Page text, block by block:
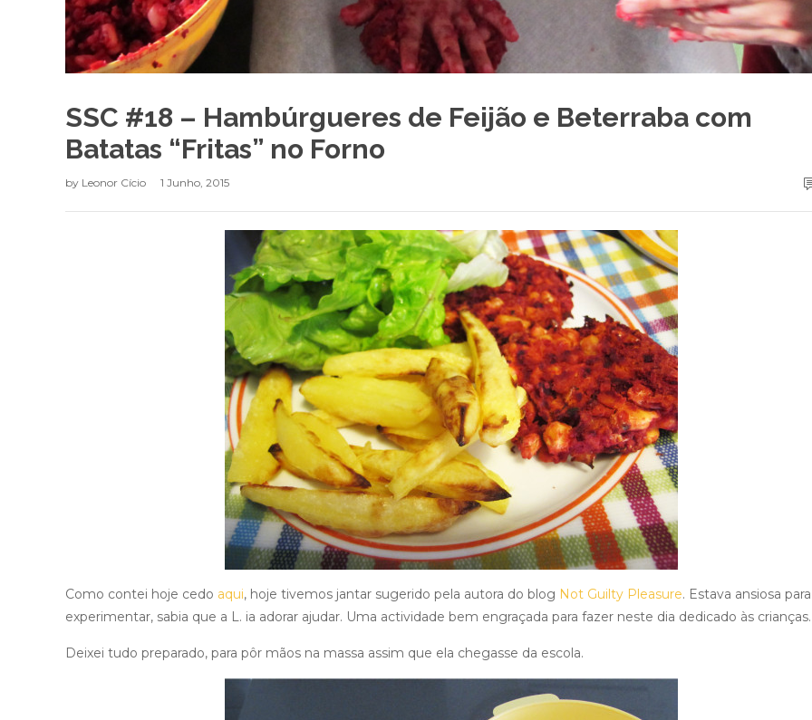
SSC #18 – Hambúrgueres de Feijão e Beterraba com
Batatas “Fritas” no Forno
by Leonor Cício 1 Junho, 2015
Como contei hoje cedo aqui, hoje tivemos jantar sugerido pela autora do blog Not Guilty Pleasure. Estava ansiosa para
experimentar, sabia que a L. ia adorar ajudar. Uma actividade bem engraçada para fazer neste dia dedicado às
Deixei tudo preparado, para pôr mãos na massa assim que ela chegasse da escola.